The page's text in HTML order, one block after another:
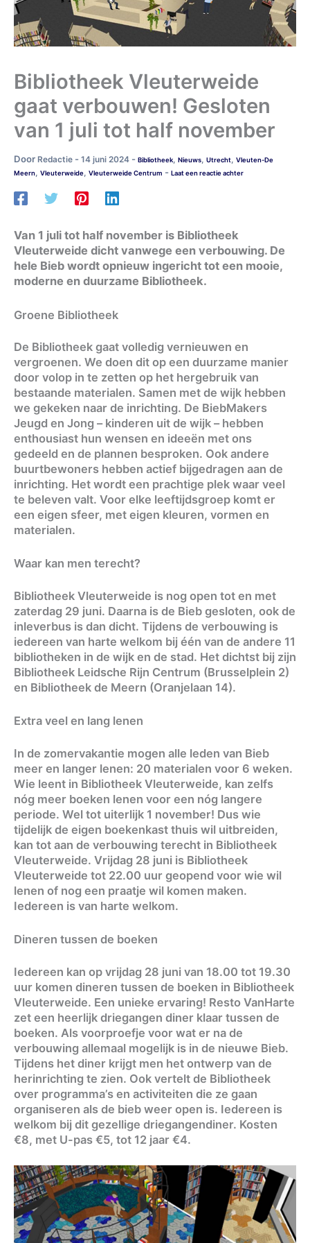
Bibliotheek Vleuterweide
gaat verbouwen! Gesloten
van 1 juli tot half november
Door Redactie - 14 juni 2024 - Bibliotheek, Nieuws, Utrecht, Vleuten-De
Meern, Vleuterweide, Vleuterweide Centrum - Laat een reactie achter
Van 1 juli tot half november is Bibliotheek
Vleuterweide dicht vanwege een verbouwing. De
hele Bieb wordt opnieuw ingericht tot een mooie,
moderne en duurzame Bibliotheek.
Groene Bibliotheek
De Bibliotheek gaat volledig vernieuwen en
vergroenen. We doen dit op een duurzame manier
door volop in te zetten op het hergebruik van
bestaande materialen. Samen met de wijk hebben
we gekeken naar de inrichting. De BiebMakers
Jeugd en Jong – kinderen uit de wijk – hebben
enthousiast hun wensen en ideeën met ons
gedeeld en de plannen besproken. Ook andere
buurtbewoners hebben actief bijgedragen aan de
inrichting. Het wordt een prachtige plek waar veel
te beleven valt. Voor elke leeftijdsgroep komt er
een eigen sfeer, met eigen kleuren, vormen en
materialen.
Waar kan men terecht?
Bibliotheek Vleuterweide is nog open tot en met
zaterdag 29 juni. Daarna is de Bieb gesloten, ook de
inleverbus is dan dicht. Tijdens de verbouwing is
iedereen van harte welkom bij één van de andere 11
bibliotheken in de wijk en de stad. Het dichtst bij zijn
Bibliotheek Leidsche Rijn Centrum (Brusselplein 2)
en Bibliotheek de Meern (Oranjelaan 14).
Extra veel en lang lenen
In de zomervakantie mogen alle leden van Bieb
meer en langer lenen: 20 materialen voor 6 weken.
Wie leent in Bibliotheek Vleuterweide, kan zelfs
nóg meer boeken lenen voor een nóg langere
periode. Wel tot uiterlijk 1 november! Dus wie
tijdelijk de eigen boekenkast thuis wil uitbreiden,
kan tot aan de verbouwing terecht in Bibliotheek
Vleuterweide. Vrijdag 28 juni is Bibliotheek
Vleuterweide tot 22.00 uur geopend voor wie wil
lenen of nog een praatje wil komen maken.
Iedereen is van harte welkom.
Dineren tussen de boeken
Iedereen kan op vrijdag 28 juni van 18.00 tot 19.30
uur komen dineren tussen de boeken in Bibliotheek
Vleuterweide. Een unieke ervaring! Resto VanHarte
zet een heerlijk driegangen diner klaar tussen de
boeken. Als voorproefje voor wat er na de
verbouwing allemaal mogelijk is in de nieuwe Bieb.
Tijdens het diner krijgt men het ontwerp van de
herinrichting te zien. Ook vertelt de Bibliotheek
over programma’s en activiteiten die ze gaan
organiseren als de bieb weer open is. Iedereen is
welkom bij dit gezellige driegangendiner. Kosten
€8, met U-pas €5, tot 12 jaar €4.